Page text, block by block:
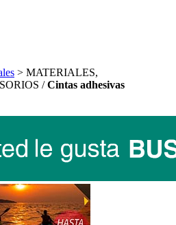
> MATERIALES,
/Cintas adhesivas